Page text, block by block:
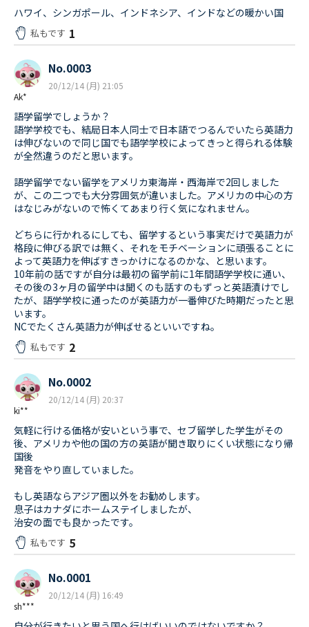
ハワイ、シンガポール、インドネシア、インドなどの暖かい国
私もです 1
Ak*
No.0003
20/12/14 (月) 21:05
語学留学でしょうか？
語学学校でも、結局日本人同士で日本語でつるんでいたら英語力
は伸びないので同じ国でも語学学校によってきっと得られる体験
が全然違うのだと思います。
語学留学でない留学をアメリカ東海岸・西海岸で2回しました
が、この二つでも大分雰囲気が違いました。アメリカの中心の方
はなじみがないので怖くてあまり行く気になれません。
どちらに行かれるにしても、留学するという事実だけで英語力が
格段に伸びる訳では無く、それをモチベーションに頑張ることに
よって英語力を伸ばすきっかけになるのかな、と思います。
10年前の話ですが自分は最初の留学前に1年間語学学校に通い、
その後の3ヶ月の留学中は聞くのも話すのもずっと英語漬けでし
たが、語学学校に通ったのが英語力が一番伸びた時期だったと思
います。
NCでたくさん英語力が伸ばせるといいですね。
私もです 2
ki**
No.0002
20/12/14 (月) 20:37
気軽に行ける価格が安いという事で、セブ留学した学生がその
後、アメリカや他の国の方の英語が聞き取りにくい状態になり帰
国後
発音をやり直していました。
もし英語ならアジア圏以外をお勧めします。
息子はカナダにホームステイしましたが、
治安の面でも良かったです。
私もです 5
sh***
No.0001
20/12/14 (月) 16:49